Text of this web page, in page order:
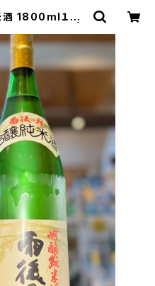
酒 1800ml１本
酒店｜創業1928
限定酒を全国通販